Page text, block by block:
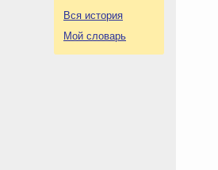
Вся история
Мой словарь